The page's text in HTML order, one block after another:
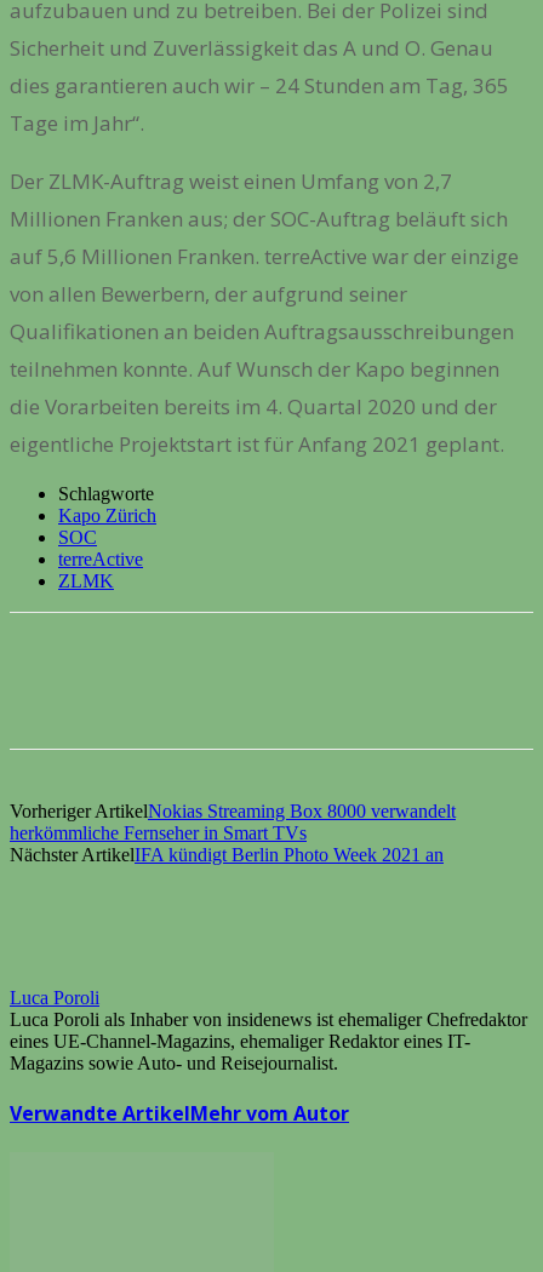
aufzubauen und zu betreiben. Bei der Polizei sind
Sicherheit und Zuverlässigkeit das A und O. Genau
dies garantieren auch wir – 24 Stunden am Tag, 365
Tage im Jahr“.
Der ZLMK-Auftrag weist einen Umfang von 2,7
Millionen Franken aus; der SOC-Auftrag beläuft sich
auf 5,6 Millionen Franken. terreActive war der einzige
von allen Bewerbern, der aufgrund seiner
Qualifikationen an beiden Auftragsausschreibungen
teilnehmen konnte. Auf Wunsch der Kapo beginnen
die Vorarbeiten bereits im 4. Quartal 2020 und der
eigentliche Projektstart ist für Anfang 2021 geplant.
Schlagworte
Kapo Zürich
SOC
terreActive
ZLMK
Vorheriger ArtikelNokias Streaming Box 8000 verwandelt
herkömmliche Fernseher in Smart TVs
Nächster ArtikelIFA kündigt Berlin Photo Week 2021 an
Luca Poroli
Luca Poroli als Inhaber von insidenews ist ehemaliger Chefredaktor
eines UE-Channel-Magazins, ehemaliger Redaktor eines IT-
Magazins sowie Auto- und Reisejournalist.
Verwandte ArtikelMehr vom Autor